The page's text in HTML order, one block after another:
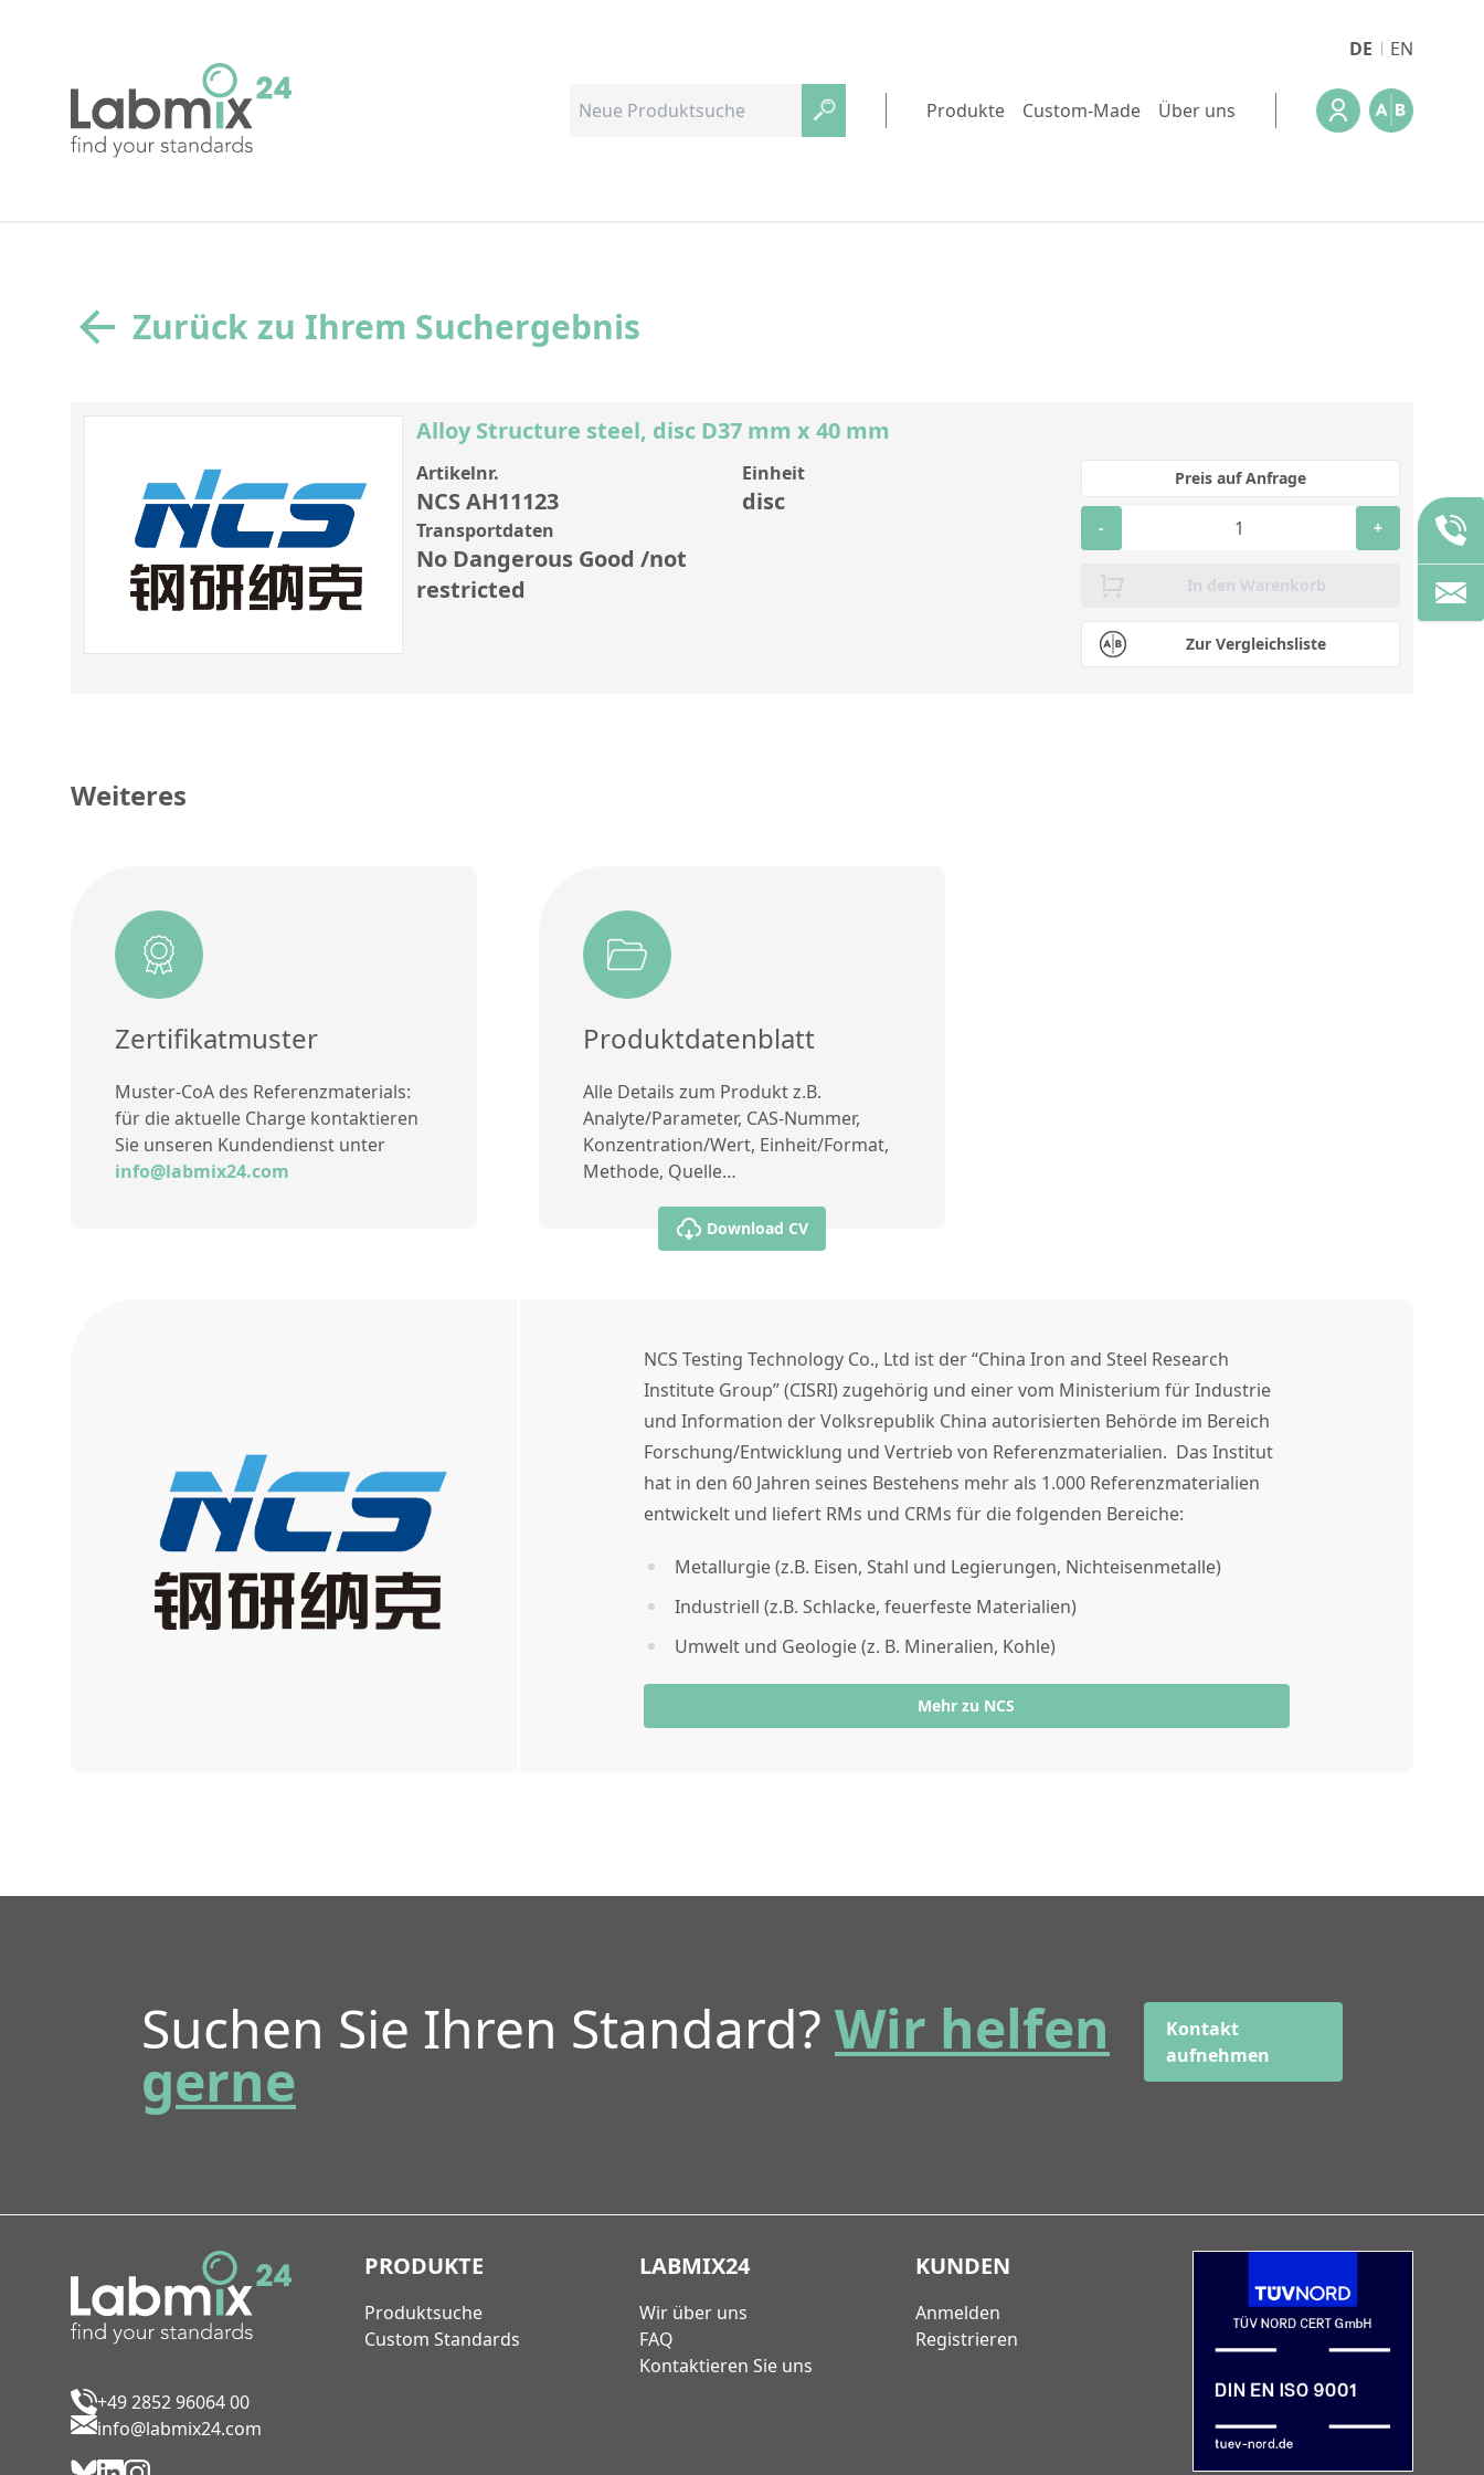
DE EN
Produkte Custom-Made Über uns
Zurück zu Ihrem Suchergebnis
Alloy Structure steel, disc D37 mm x 40 mm
Artikelnr.
NCS AH11123
Einheit
disc
Transportdaten
No Dangerous Good /not
restricted
Zur Vergleichsliste
Preis auf Anfrage
- +
In den Warenkorb
Weiteres
Zertifikatmuster
Muster-CoA des Referenzmaterials:
für die aktuelle Charge kontaktieren
Sie unseren Kundendienst unter
info@labmix24.com
Produktdatenblatt
Alle Details zum Produkt z.B.
Analyte/Parameter, CAS-Nummer,
Konzentration/Wert, Einheit/Format,
Methode, Quelle…
Download CV
NCS Testing Technology Co., Ltd ist der “China Iron and Steel Research
Institute Group” (CISRI) zugehörig und einer vom Ministerium für Industrie
und Information der Volksrepublik China autorisierten Behörde im Bereich
Forschung/Entwicklung und Vertrieb von Referenzmaterialien. Das Institut
hat in den 60 Jahren seines Bestehens mehr als 1.000 Referenzmaterialien
entwickelt und liefert RMs und CRMs für die folgenden Bereiche:
Metallurgie (z.B. Eisen, Stahl und Legierungen, Nichteisenmetalle)
Industriell (z.B. Schlacke, feuerfeste Materialien)
Umwelt und Geologie (z. B. Mineralien, Kohle)
Mehr zu NCS
Suchen Sie Ihren Standard? Wir helfen
gerne
Kontakt
aufnehmen
+49 2852 96064 00
info@labmix24.com
PRODUKTE
Produktsuche
Custom Standards
LABMIX24
Wir über uns
FAQ
Kontaktieren Sie uns
KUNDEN
Anmelden
Registrieren